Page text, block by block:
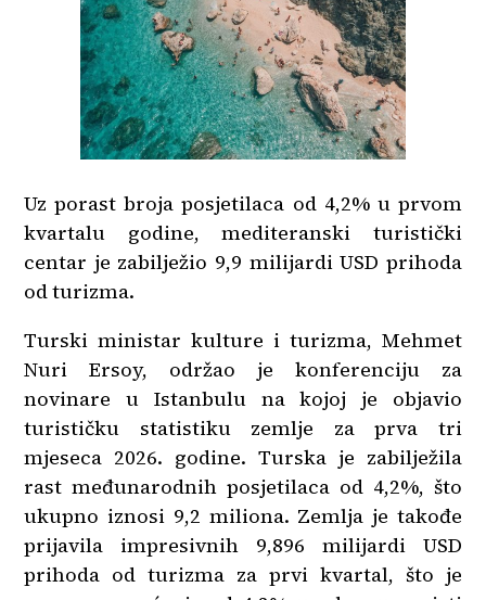
Uz porast broja posjetilaca od 4,2% u prvom
kvartalu godine, mediteranski turistički
centar je zabilježio 9,9 milijardi USD prihoda
od turizma.
Turski ministar kulture i turizma, Mehmet
Nuri Ersoy, održao je konferenciju za
novinare u Istanbulu na kojoj je objavio
turističku statistiku zemlje za prva tri
mjeseca 2026. godine. Turska je zabilježila
rast međunarodnih posjetilaca od 4,2%, što
ukupno iznosi 9,2 miliona. Zemlja je takođe
prijavila impresivnih 9,896 milijardi USD
prihoda od turizma za prvi kvartal, što je